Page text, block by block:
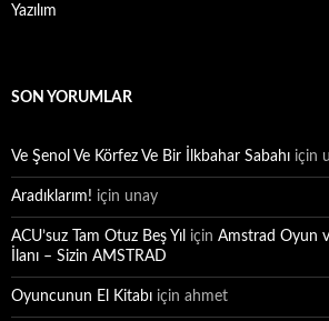
Yazılım
SON YORUMLAR
Ve Şenol Ve Körfez Ve Bir İlkbahar Sabahı için
Aradıklarım! için unay
ACU’suz Tam Otuz Beş Yıl için Amstrad Oyun
İlanı – Sizin AMSTRAD
Oyuncunun El Kitabı için ahmet